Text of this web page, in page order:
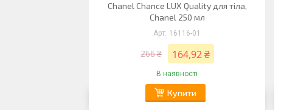
Chanel Chance LUX Quality для тіла,
Chanel 250 мл
16116-01
266 ₴ 164,92 ₴
В наявності
Купити